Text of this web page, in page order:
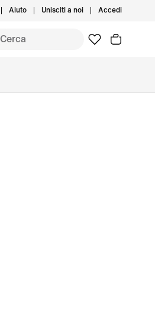
Aiuto Unisciti a noi Accedi